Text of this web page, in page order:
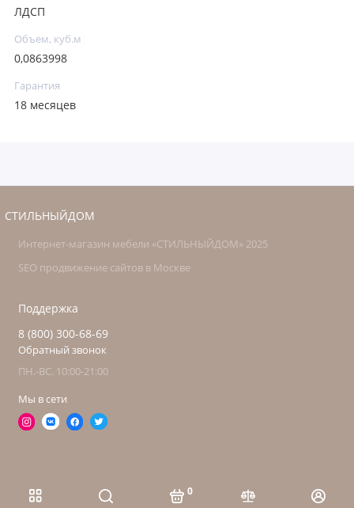
0
ЛДСП
Объем, куб.м
0,0863998
Гарантия
18 месяцев
СТИЛЬНЫЙДОМ
Интернет-магазин мебели «СТИЛЬНЫЙДОМ» 2025
SEO продвижение сайтов в Москве
Поддержка
8 (800) 300-68-69
Обратный звонок
ПН.-ВС. 10:00-21:00
Мы в сети